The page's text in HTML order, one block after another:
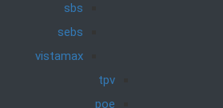
sbs
sebs
vistamax
tpv